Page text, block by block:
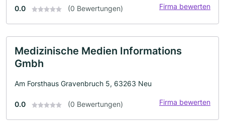
0.0 (0 Bewertungen) Firma bewerten
Medizinische Medien Informations
Gmbh
Am Forsthaus Gravenbruch 5, 63263 Neu
0.0 (0 Bewertungen) Firma bewerten